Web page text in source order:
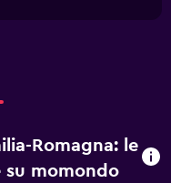
Romagna: le
momondo